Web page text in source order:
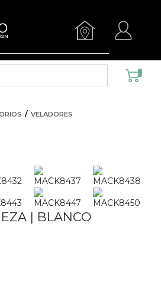
VELADORES
| BLANCO